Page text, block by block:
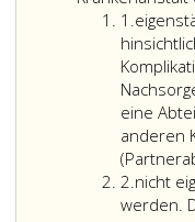
1.Ziffer
eins
eine
anderen
2.Ziffer
2
nicht
werden.